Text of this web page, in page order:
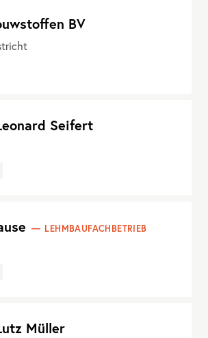
BV
Seifert
LEHMBAUFACHBETRIEB
Müller